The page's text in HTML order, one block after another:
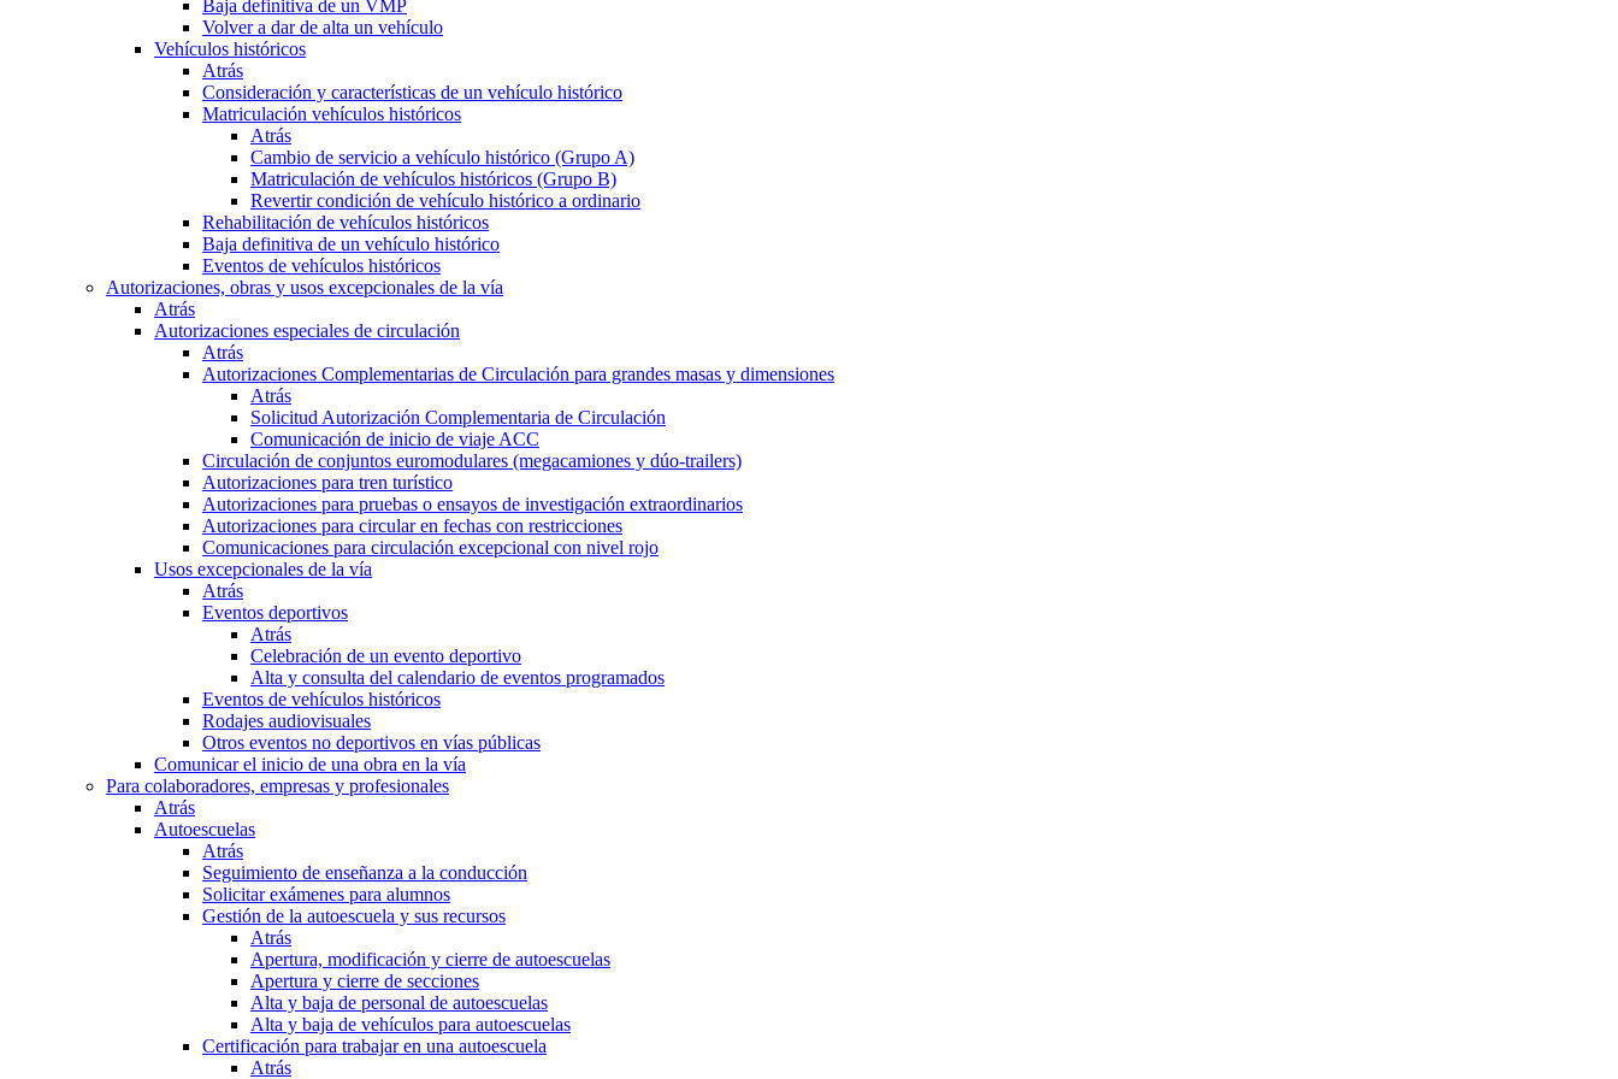
Baja definitiva de un VMP
Volver a dar de alta un vehículo
Vehículos históricos
Atrás
Consideración y características de un vehículo histórico
Matriculación vehículos históricos
Atrás
Cambio de servicio a vehículo histórico (Grupo A)
Matriculación de vehículos históricos (Grupo B)
Revertir condición de vehículo histórico a ordinario
Rehabilitación de vehículos históricos
Baja definitiva de un vehículo histórico
Eventos de vehículos históricos
Autorizaciones, obras y usos excepcionales de la vía
Atrás
Autorizaciones especiales de circulación
Atrás
Autorizaciones Complementarias de Circulación para grandes masas y dimensiones
Atrás
Solicitud Autorización Complementaria de Circulación
Comunicación de inicio de viaje ACC
Circulación de conjuntos euromodulares (megacamiones y dúo-trailers)
Autorizaciones para tren turístico
Autorizaciones para pruebas o ensayos de investigación extraordinarios
Autorizaciones para circular en fechas con restricciones
Comunicaciones para circulación excepcional con nivel rojo
Usos excepcionales de la vía
Atrás
Eventos deportivos
Atrás
Celebración de un evento deportivo
Alta y consulta del calendario de eventos programados
Eventos de vehículos históricos
Rodajes audiovisuales
Otros eventos no deportivos en vías públicas
Comunicar el inicio de una obra en la vía
Para colaboradores, empresas y profesionales
Atrás
Autoescuelas
Atrás
Seguimiento de enseñanza a la conducción
Solicitar exámenes para alumnos
Gestión de la autoescuela y sus recursos
Atrás
Apertura, modificación y cierre de autoescuelas
Apertura y cierre de secciones
Alta y baja de personal de autoescuelas
Alta y baja de vehículos para autoescuelas
Certificación para trabajar en una autoescuela
Atrás